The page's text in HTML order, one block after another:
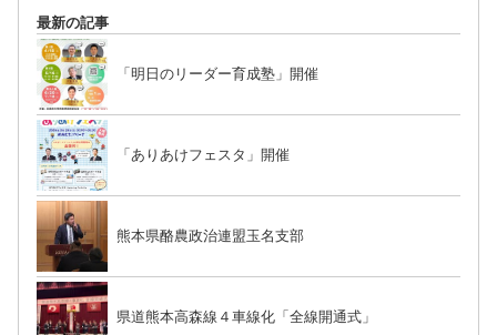
最新の記事
「明日のリーダー育成塾」開催
「ありあけフェスタ」開催
熊本県酪農政治連盟玉名支部
県道熊本高森線４車線化「全線開通式」